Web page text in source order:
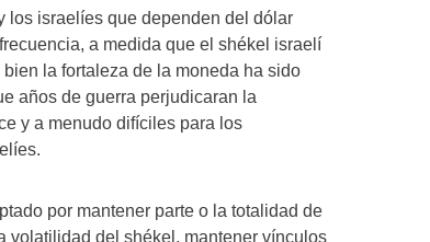
israelíes que dependen del dólar
a medida que el shékel israelí
la fortaleza de la moneda ha sido
años de guerra perjudicaran la
y a menudo difíciles para los
por mantener parte o la totalidad de
volatilidad del shékel, mantener vínculos